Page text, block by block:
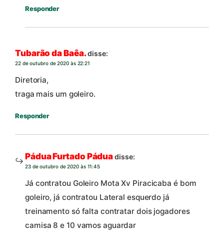
Responder
Tubarão da Baêa.disse:
22 de outubro de 2020 às 22:21
Diretoria,
traga mais um goleiro.
Responder
Pádua Furtado Páduadisse:
23 de outubro de 2020 às 11:45
Já contratou Goleiro Mota Xv Piracicaba é bom
goleiro, já contratou Lateral esquerdo já
treinamento só falta contratar dois jogadores
camisa 8 e 10 vamos aguardar